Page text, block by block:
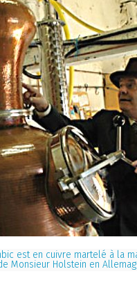
est en cuivre martelé à la
Monsieur Holstein en